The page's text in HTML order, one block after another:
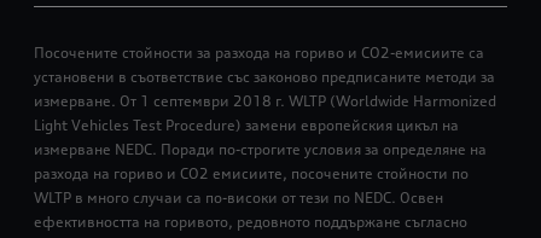
Посочените стойности за разхода на гориво и СО2-емисиите са
установени в съответствие със законово предписаните методи за
измерване. От 1 септември 2018 г. WLTP (Worldwide Harmonized
Light Vehicles Test Procedure) замени европейския цикъл на
измерване NEDC. Поради по-строгите условия за определяне на
разхода на гориво и CО2 емисиите, посочените стойности по
WLTP в много случаи са по-високи от тези по NEDC. Освен
ефективността на горивото, редовното поддържане съгласно